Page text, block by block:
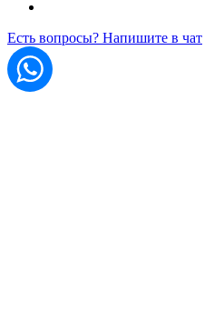
Есть вопросы? Напишите в чат